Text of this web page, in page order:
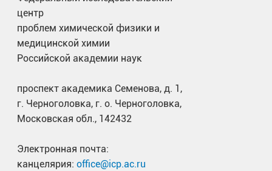
центр
проблем химической физики и
медицинской химии
Российской академии наук
проспект академика Семенова, д. 1,
г. Черноголовка, г. о. Черноголовка,
Московская обл., 142432
Электронная почта:
канцелярия: office@icp.ac.ru